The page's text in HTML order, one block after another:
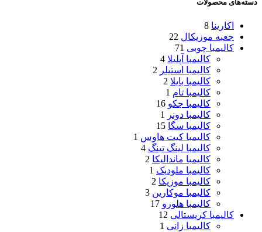
دسته‌های محصولات
اکارینا 8
جعبه موزیکال 22
کالیمبا چوبی 71
کالیمبا آپلیلا 4
کالیمبا استیلر 2
کالیمبا بایلا 2
کالیمبا تام 1
کالیمبا جکو 16
کالیمبا دونر
1
کالیمبا سگا 15
کالیمبا کیت هاوس 1
کالیمبا لینگ تینگ 4
کالیمبا ماندالیکا 2
کالیمبا ملودیک 1
کالیمبا موزیکا 2
کالیمبا موکارین 3
کالیمبا هلورو 17
کالیمبا کریستالی 12
کالیمبا زانی 1